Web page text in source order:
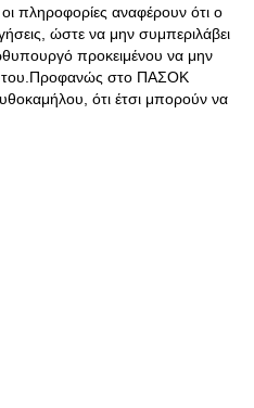
πληροφορίες αναφέρουν ότι ο
ώστε να μην συμπεριλάβει
προκειμένου να μην
του.Προφανώς στο ΠΑΣΟΚ
ότι έτσι μπορούν να